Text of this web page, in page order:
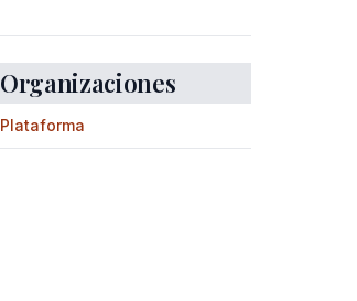
Organizaciones
Plataforma